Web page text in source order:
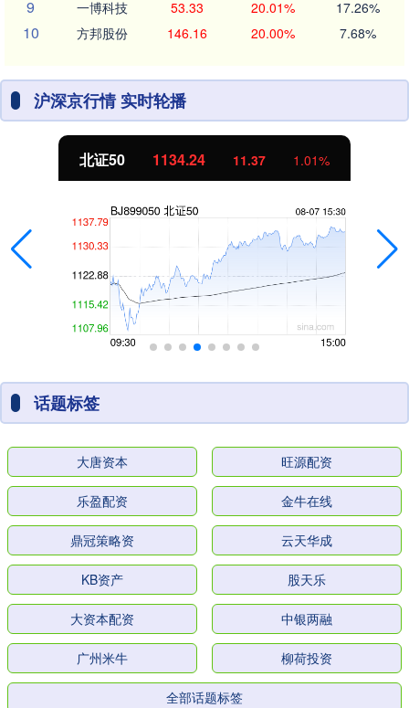
9 一博科技 53.33 20.01% 17.26%
10 方邦股份 146.16 20.00% 7.68%
沪深京行情 实时轮播
北证50 1134.24 11.37 1.01%
话题标签
大唐资本 旺源配资
乐盈配资 金牛在线
鼎冠策略资 云天华成
KB资产 股天乐
大资本配资 中银两融
广州米牛 柳荷投资
全部话题标签